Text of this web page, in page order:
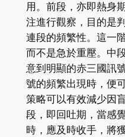
用。前段，亦即熱身
注進行觀察，目的是
連段的頻繁性。這一
而不是急於重壓。中
意到明顯的赤三國訊
號的頻繁出現時，便
策略可以有效減少因
段，即回吐期，當感
時，應及時收手，將